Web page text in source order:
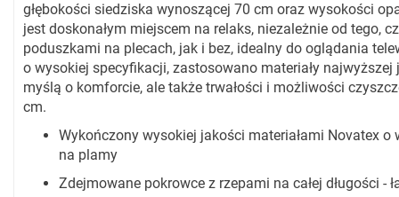
głębokości siedziska wynoszącej 70 cm oraz wysokości
jest doskonałym miejscem na relaks, niezależnie od tego,
poduszkami na plecach, jak i bez, idealny do oglądania
o wysokiej specyfikacji, zastosowano materiały
myślą o komforcie, ale także trwałości i możliwości
cm.
Wykończony wysokiej jakości materiałami Novatex o
na plamy
Zdejmowane pokrowce z rzepami na całej długości -